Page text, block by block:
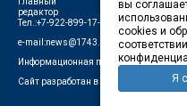
редактор
Лещенко П.А.
Тел.:+7-922-899-17-43
e-mail:news@1743.ru
Информационная продукция СМИ —
Сайт разработан в студии Маркер
вы
cookies и
Я